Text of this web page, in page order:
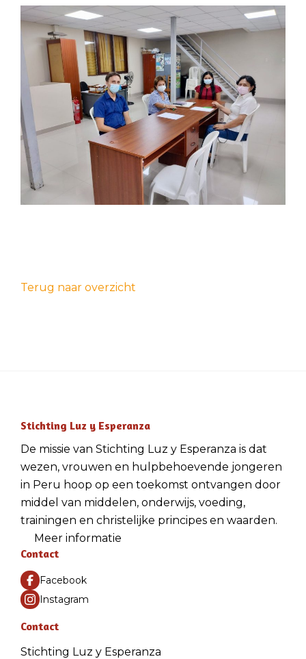
Terug naar overzicht
Stichting Luz y Esperanza
De missie van Stichting Luz y Esperanza is dat
wezen, vrouwen en hulpbehoevende jongeren
in Peru hoop op een toekomst ontvangen door
middel van middelen, onderwijs, voeding,
trainingen en christelijke principes en waarden.
Meer informatie
Contact
Facebook
Instagram
Contact
Stichting Luz y Esperanza